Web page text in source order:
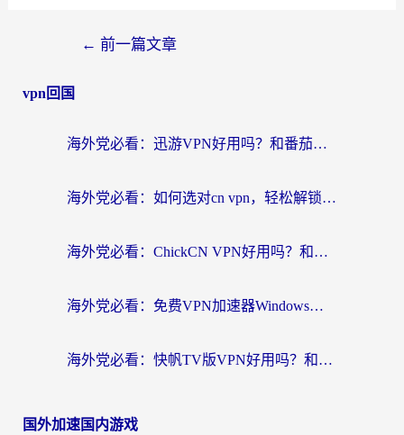
← 前一篇文章
vpn回国
海外党必看：迅游VPN好用吗？和番茄加速器VPN对比哪个回国效果更好？
海外党必看：如何选对cn vpn，轻松解锁国内影音游戏？
海外党必看：ChickCN VPN好用吗？和星河VPN对比哪个回国效果更好？附真实体验+避坑指南
海外党必看：免费VPN加速器Windows版怎么选？附真实测评与无缝访问国内资源指南
海外党必看：快帆TV版VPN好用吗？和hi龟龟VPN对比哪个回国效果更好？附免费加速器选择指南
国外加速国内游戏